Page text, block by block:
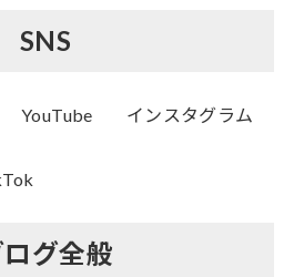
SNS
YouTube インスタグラム
ログ全般